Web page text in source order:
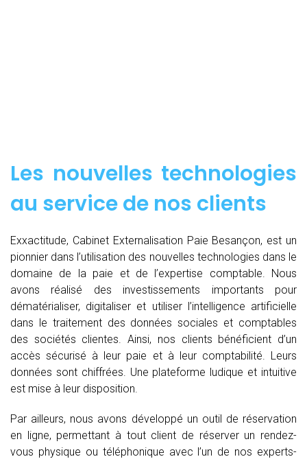
Les nouvelles technologies
au service de nos clients
Exxactitude, Cabinet Externalisation Paie Besançon, est un
pionnier dans l’utilisation des nouvelles technologies dans le
domaine de la paie et de l’expertise comptable. Nous
avons réalisé des investissements importants pour
dématérialiser, digitaliser et utiliser l’intelligence artificielle
dans le traitement des données sociales et comptables
des sociétés clientes. Ainsi, nos clients bénéficient d’un
accès sécurisé à leur paie et à leur comptabilité. Leurs
données sont chiffrées. Une plateforme ludique et intuitive
est mise à leur disposition.
Par ailleurs, nous avons développé un outil de réservation
en ligne, permettant à tout client de réserver un rendez-
vous physique ou téléphonique avec l’un de nos experts-